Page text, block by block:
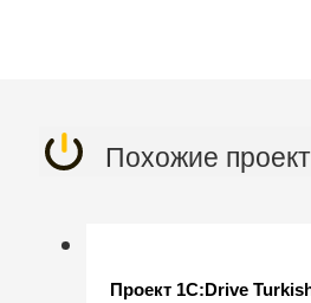
Похожие
Проект 1С:Drive